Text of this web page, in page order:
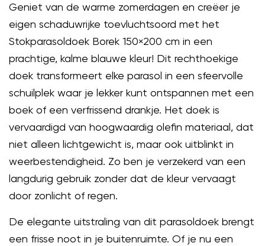
Geniet van de warme zomerdagen en creëer je
eigen schaduwrijke toevluchtsoord met het
Stokparasoldoek Borek 150×200 cm in een
prachtige, kalme blauwe kleur! Dit rechthoekige
doek transformeert elke parasol in een sfeervolle
schuilplek waar je lekker kunt ontspannen met een
boek of een verfrissend drankje. Het doek is
vervaardigd van hoogwaardig olefin materiaal, dat
niet alleen lichtgewicht is, maar ook uitblinkt in
weerbestendigheid. Zo ben je verzekerd van een
langdurig gebruik zonder dat de kleur vervaagt
door zonlicht of regen.
De elegante uitstraling van dit parasoldoek brengt
een frisse noot in je buitenruimte. Of je nu een